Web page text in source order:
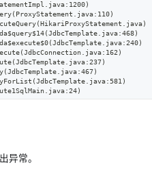
异常。